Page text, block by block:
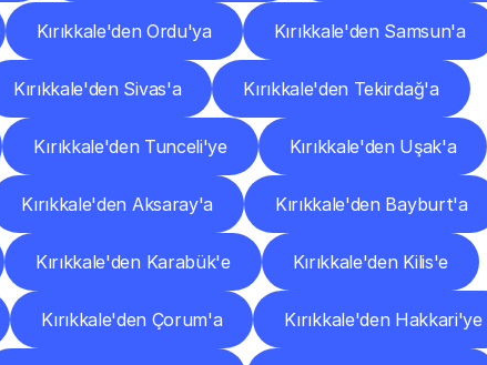
Kırıkkale'den Ordu'ya Kırıkkale'den Samsun'a
Kırıkkale'den Sivas'a Kırıkkale'den Tekirdağ'a
Kırıkkale'den Tunceli'ye Kırıkkale'den Uşak'a
Kırıkkale'den Aksaray'a Kırıkkale'den Bayburt'a
Kırıkkale'den Karabük'e Kırıkkale'den Kilis'e
Kırıkkale'den Çorum'a Kırıkkale'den Hakkari'ye